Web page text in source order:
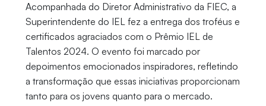
Acompanhada do Diretor Administrativo da FIEC, a
Superintendente do IEL fez a entrega dos troféus e
certificados agraciados com o Prêmio IEL de
Talentos 2024. O evento foi marcado por
depoimentos emocionados inspiradores, refletindo
a transformação que essas iniciativas proporcionam
tanto para os jovens quanto para o mercado.